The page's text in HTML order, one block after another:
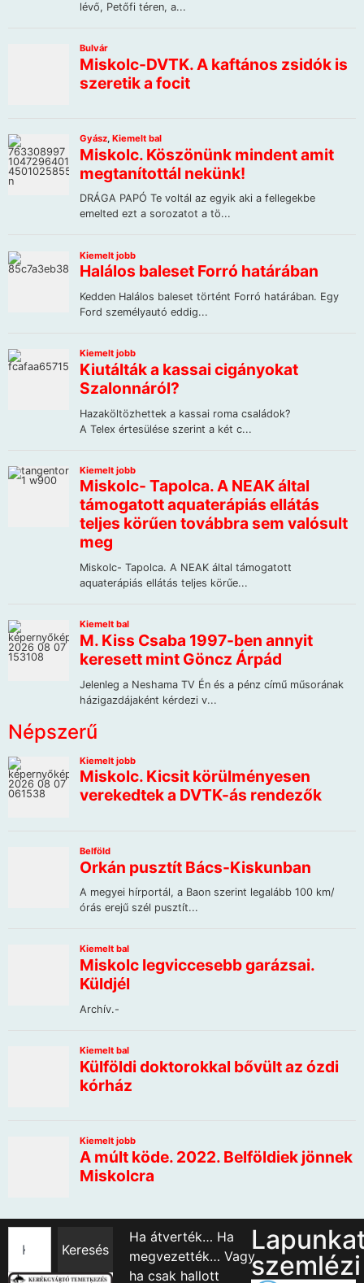
Népszerű
Keresés
Ha átverték… Ha
megvezették… Vagy
ha csak hallott
szemlézi